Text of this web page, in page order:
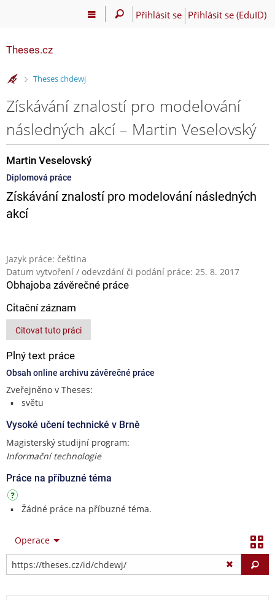
Přihlásit se Přihlásit se (EduID)
Theses.cz
>
Theses chdewj
Získávání znalostí pro modelování
následných akcí – Martin Veselovský
Martin Veselovský
Diplomová práce
Získávání znalostí pro modelování následných
akcí
Jazyk práce: čeština
Datum vytvoření / odevzdání či podání práce: 25. 8. 2017
Obhajoba závěrečné práce
Citační záznam
Citovat tuto práci
Plný text práce
Obsah online archivu závěrečné práce
Zveřejněno v Theses:
světu
Vysoké učení technické v Brně
Magisterský studijní program:
Informační technologie
Práce na příbuzné téma
Žádné práce na příbuzné téma.
Operace